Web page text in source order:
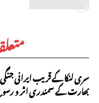
بھارت کے سمندری اثر و رسوخ